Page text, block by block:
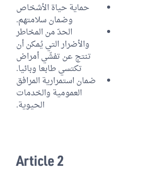
حماية حياة الأشخاص
وضمان سلامتهم.
الحدّ من المخاطر
والأضرار التي يُمكن أن
تنتج عن تفشّي أمراض
تكتسي طابعا وبائيا.
ضمان استمرارية المرافق
العمومية والخدمات
الحيوية.
Article 2